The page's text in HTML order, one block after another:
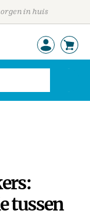
in huis
tussen